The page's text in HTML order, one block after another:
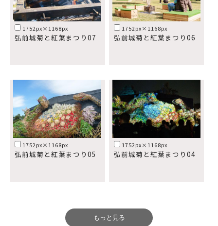
1752px×1168px
弘前城菊と紅葉まつり07
1752px×1168px
弘前城菊と紅葉まつり06
1752px×1168px
弘前城菊と紅葉まつり05
1752px×1168px
弘前城菊と紅葉まつり04